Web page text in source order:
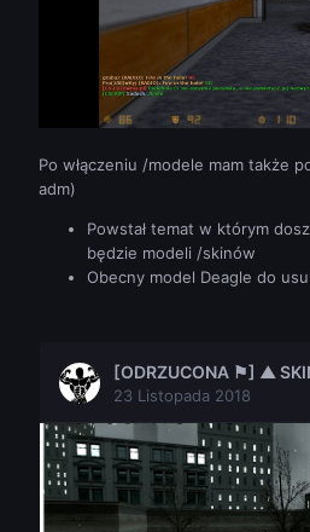
Po włączeniu /modele mam także
adm)
Powstał temat w którym
będzie modeli /skinów
Obecny model Deagle do